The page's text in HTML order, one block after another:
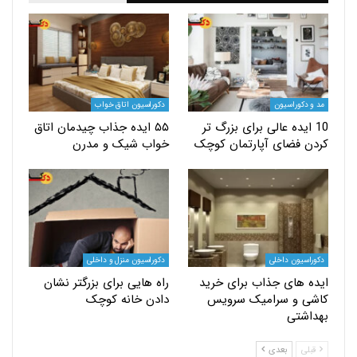
عالی برای بزرگ‌ تر
فضای آپارتمان‌ کوچک
دکوراسیون اتاق خواب
۵۵ ایده جذاب چیدمان اتاق
خواب شیک و مدرن
داخلی
های جذاب برای خرید
و سرامیک سرویس
دکوراسیون منزل و داخلی
راه هایی برای بزرگتر نشان
دادن خانه کوچک
بعدی